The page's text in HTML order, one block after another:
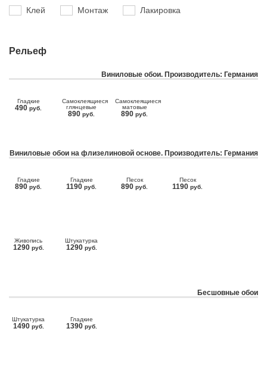
Клей Монтаж Лакировка
Рельеф
Виниловые обои. Производитель: Германия
Гладкие
490 руб.
Самоклеящиеся
глянцевые
890 руб.
Самоклеящиеся
матовые
890 руб.
Виниловые обои на флизелиновой основе. Производитель: Германия
Гладкие
890 руб.
Гладкие
1190 руб.
Песок
890 руб.
Песок
1190 руб.
Живопись
1290 руб.
Штукатурка
1290 руб.
Бесшовные обои
Штукатурка
1490 руб.
Гладкие
1390 руб.